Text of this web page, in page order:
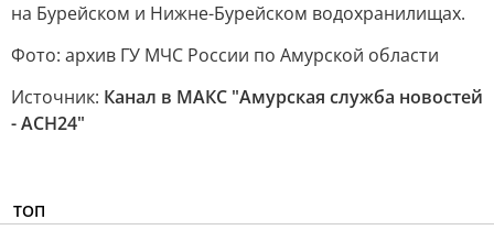
на Бурейском и Нижне-Бурейском водохранилищах.
Фото: архив ГУ МЧС России по Амурской области
Источник: Канал в МАКС "Амурская служба новостей
- АСН24"
ТОП